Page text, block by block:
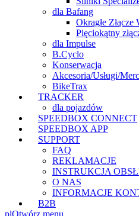
dla Bafang
Okrągłe Złącze
Pięciokątny
dla Impulse
B.Cyclo
Konserwacja
Akcesoria/Usługi/
BikeTrax
TRACKER
dla pojazdów
SPEEDBOX CONNECT
SPEEDBOX APP
SUPPORT
FAQ
REKLAMACJE
INSTRUKCJA
O NAS
INFORMACJE
B2B
plOtwórz menu